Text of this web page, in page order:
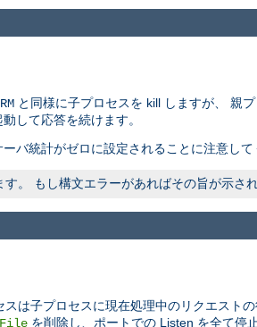
と同様に子プロセスを kill しますが、 親
して応答を続けます。
バ統計がゼロに設定されることに注意して
。 もし構文エラーがあればその旨が示さ
は子プロセスに現在処理中のリクエスト
を削除し、ポートでの Listen を全て停